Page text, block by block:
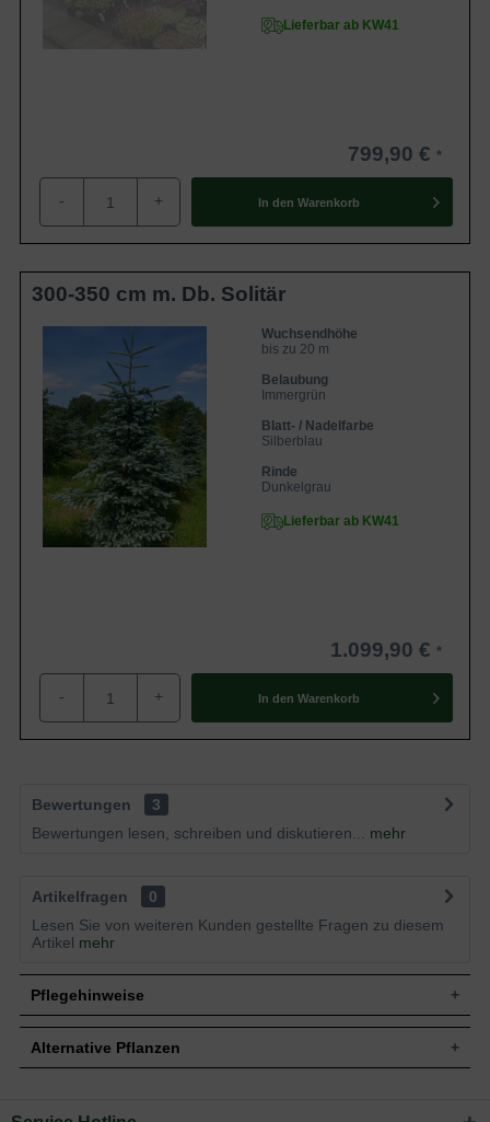
Lieferbar ab KW41
799,90 €
- + In den Warenkorb
300-350 cm m. Db. Solitär
Wuchsendhöhe
bis zu 20 m
Belaubung
Immergrün
Blatt- / Nadelfarbe
Silberblau
Rinde
Dunkelgrau
Lieferbar ab KW41
1.099,90 €
- + In den Warenkorb
Bewertungen
3
Bewertungen lesen, schreiben und diskutieren...
mehr
Artikelfragen
0
Lesen Sie von weiteren Kunden gestellte Fragen zu diesem
Artikel mehr
Pflegehinweise
Pflanz- und Pflegetipps Abies procera 'Glauca' /
Alternative Pflanzen